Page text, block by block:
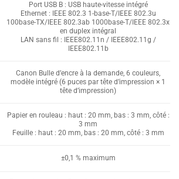
Port USB B : USB haute-vitesse intégré
Ethernet : IEEE 802.3 1-base-T/IEEE 802.3u
100base-TX/IEEE 802.3ab 1000base-T/IEEE 802.3x
en duplex intégral
LAN sans fil : IEEE802.11n / IEEE802.11g /
IEEE802.11b
Canon Bulle d’encre à la demande, 6 couleurs,
modèle intégré (6 puces par tête d’impression × 1
tête d’impression)
Papier en rouleau : haut : 20 mm, bas : 3 mm, côté :
3 mm
Feuille : haut : 20 mm, bas : 20 mm, côté : 3 mm
±0,1 % maximum